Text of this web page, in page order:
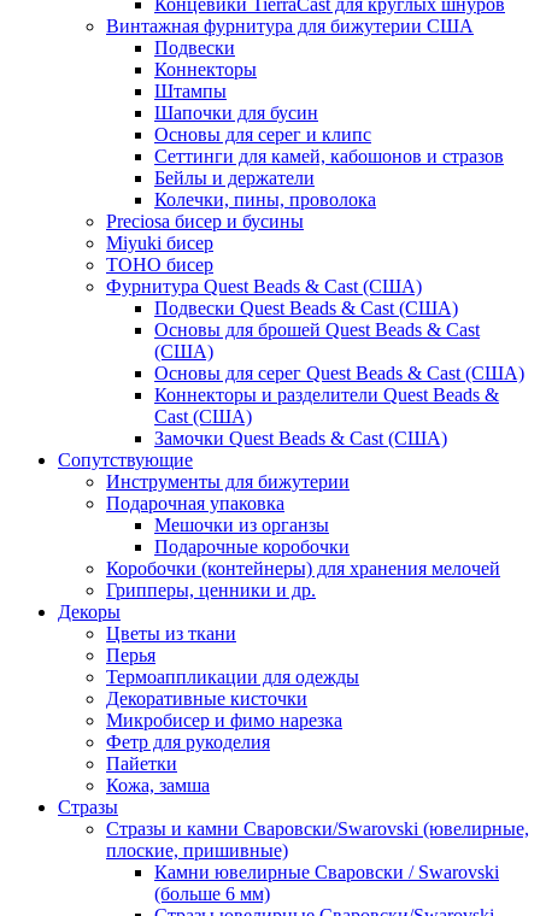
Концевики TierraCast для круглых шнуров
Винтажная фурнитура для бижутерии США
Подвески
Коннекторы
Штампы
Шапочки для бусин
Основы для серег и клипс
Сеттинги для камей, кабошонов и стразов
Бейлы и держатели
Колечки, пины, проволока
Preciosa бисер и бусины
Miyuki бисер
TOHO бисер
Фурнитура Quest Beads & Cast (США)
Подвески Quest Beads & Cast (США)
Основы для брошей Quest Beads & Cast
(США)
Основы для серег Quest Beads & Cast (США)
Коннекторы и разделители Quest Beads &
Cast (США)
Замочки Quest Beads & Cast (США)
Сопутствующие
Инструменты для бижутерии
Подарочная упаковка
Мешочки из органзы
Подарочные коробочки
Коробочки (контейнеры) для хранения мелочей
Грипперы, ценники и др.
Декоры
Цветы из ткани
Перья
Термоаппликации для одежды
Декоративные кисточки
Микробисер и фимо нарезка
Фетр для рукоделия
Пайетки
Кожа, замша
Стразы
Стразы и камни Сваровски/Swarovski (ювелирные,
плоские, пришивные)
Камни ювелирные Сваровски / Swarovski
(больше 6 мм)